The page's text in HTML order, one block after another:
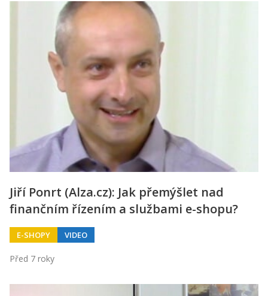
Jiří Ponrt (Alza.cz): Jak přemýšlet nad
finančním řízením a službami e-shopu?
E-SHOPY VIDEO
Před 7 roky